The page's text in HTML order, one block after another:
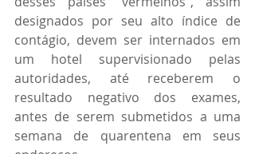
designados por seu alto índice de
contágio, devem ser internados em
um hotel supervisionado pelas
autoridades, até receberem o
resultado negativo dos exames,
antes de serem submetidos a uma
semana de quarentena em seus